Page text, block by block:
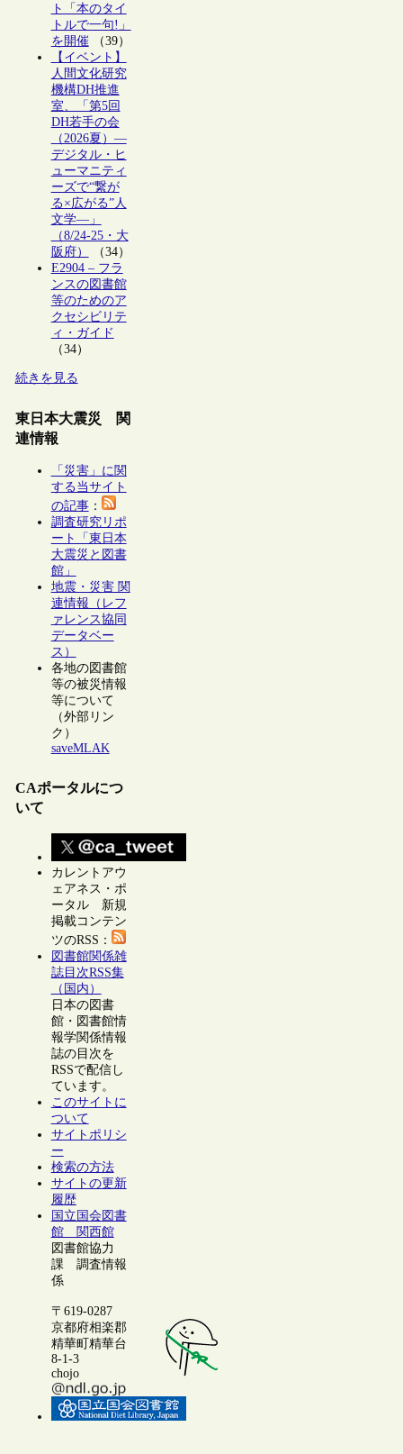
ト「本のタイ
トルで一句!」
を開催（39）
【イベント】
人間文化研究
機構DH推進
室、「第5回
DH若手の会
（2026夏）―
デジタル・ヒ
ューマニティ
ーズで“繋が
る×広がる”人
文学―」
（8/24-25・大
阪府）
（34）
E2904 – フラ
ンスの図書館
等のためのア
クセシビリテ
ィ・ガイド
（34）
続きを見る
東日本大震災 関
連情報
「災害」に関
する当サイト
の記事：
調査研究リポ
ート「東日本
大震災と図書
館」
地震・災害 関
連情報（レフ
ァレンス協同
データベー
ス）
各地の図書館
等の被災情報
等について
（外部リン
ク）
saveMLAK
CAポータルにつ
いて
カレントアウ
ェアネス・ポ
ータル 新規
掲載コンテン
ツのRSS：
図書館関係雑
誌目次RSS集
（国内）
日本の図書
館・図書館情
報学関係情報
誌の目次を
RSSで配信し
ています。
このサイトに
ついて
サイトポリシ
ー
検索の方法
サイトの更新
履歴
国立国会図書
館 関西館
図書館協力
課 調査情報
係
〒619-0287
京都府相楽郡
精華町精華台
8-1-3
chojo